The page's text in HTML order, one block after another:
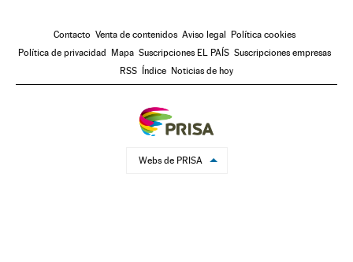
Contacto Venta de contenidos Aviso legal
Política cookies
Política de privacidad
Mapa Suscripciones EL PAÍS Suscripciones empresas
RSS
Índice Noticias de hoy
Webs de PRISA